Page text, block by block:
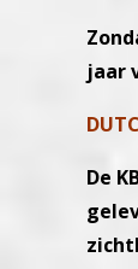
jaar
De